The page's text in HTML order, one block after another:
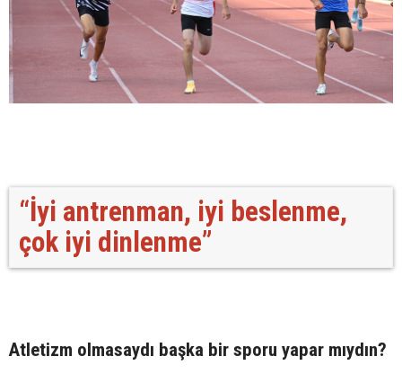
“İyi antrenman, iyi beslenme,
çok iyi dinlenme”
Atletizm olmasaydı başka bir sporu yapar mıydın?